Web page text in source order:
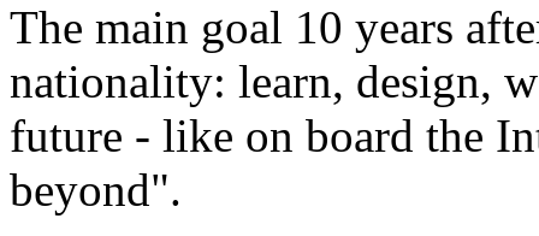
The main goal 10 years
nationality: learn, design,
future - like on board the
beyond".